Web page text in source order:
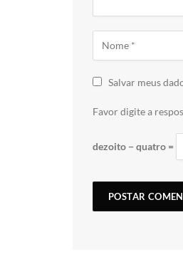
Salvar meus
Favor digite a
dezoito − quatro =